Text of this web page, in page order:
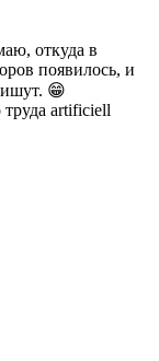
откуда в
появилось, и
😁
труда artificiell